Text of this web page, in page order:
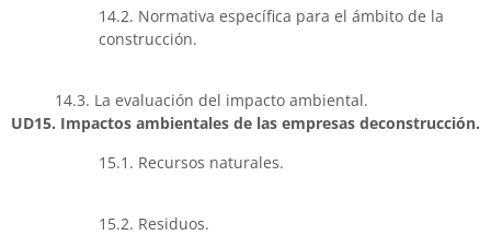
14.2. Normativa específica para el ámbito de la
construcción.
14.3. La evaluación del impacto ambiental.
UD15. Impactos ambientales de las empresas deconstrucción.
15.1. Recursos naturales.
15.2. Residuos.